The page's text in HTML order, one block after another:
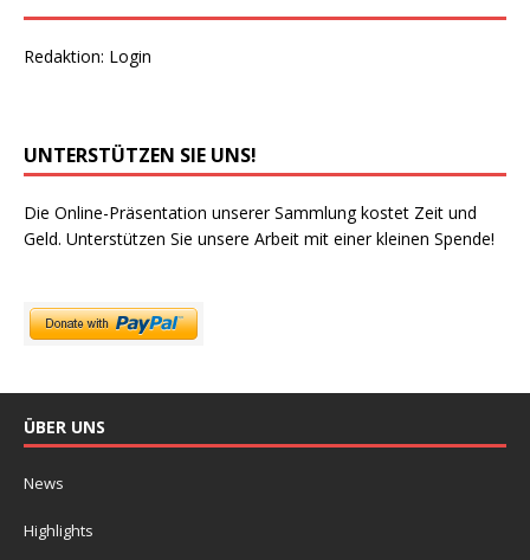
Redaktion: Login
UNTERSTÜTZEN SIE UNS!
Die Online-Präsentation unserer Sammlung kostet Zeit und
Geld. Unterstützen Sie unsere Arbeit mit einer kleinen Spende!
ÜBER UNS
News
Highlights